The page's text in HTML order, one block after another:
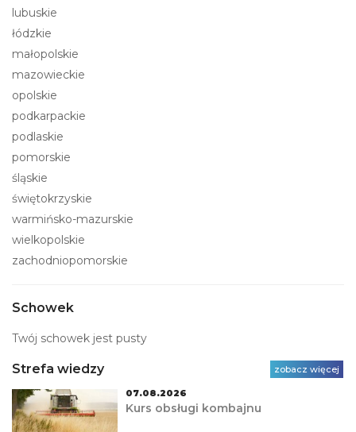
lubuskie
łódzkie
małopolskie
mazowieckie
opolskie
podkarpackie
podlaskie
pomorskie
śląskie
świętokrzyskie
warmińsko-mazurskie
wielkopolskie
zachodniopomorskie
Schowek
Twój schowek jest pusty
Strefa wiedzy zobacz więcej
07.08.2026
Kurs obsługi kombajnu